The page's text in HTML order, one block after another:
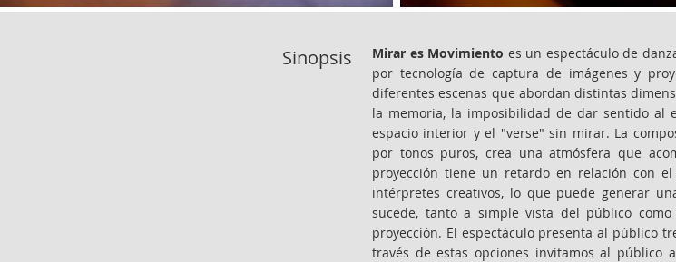
Sinopsis Mirar es Movimiento es un espectáculo de
por tecnología de captura de imágenes y
diferentes escenas que abordan distintas
la memoria, la imposibilidad de dar sentido al
espacio interior y el "verse" sin mirar. La
por tonos puros, crea una atmósfera que
proyección tiene un retardo en relación con
intérpretes creativos, lo que puede generar
sucede, tanto a simple vista del público
proyección. El espectáculo presenta al público
través de estas opciones invitamos al